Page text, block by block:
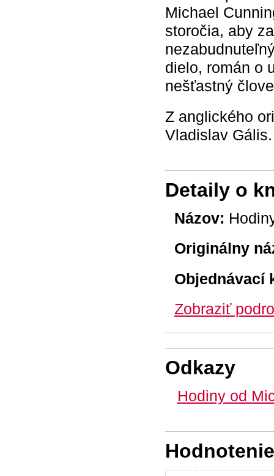
Michael
storočia, aby
dielo, román o
nešťastný
Z anglického
Vladislav Gális.
Detaily o
Názov:
Originálny
Objednávací
Zobraziť
Odkazy
Hodiny od